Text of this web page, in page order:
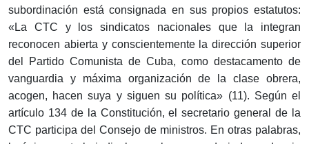
subordinación está consignada en sus propios estatutos:
«La CTC y los sindicatos nacionales que la integran
reconocen abierta y conscientemente la dirección superior
del Partido Comunista de Cuba, como destacamento de
vanguardia y máxima organización de la clase obrera,
acogen, hacen suya y siguen su política» (11). Según el
artículo 134 de la Constitución, el secretario general de la
CTC participa del Consejo de ministros. En otras palabras,